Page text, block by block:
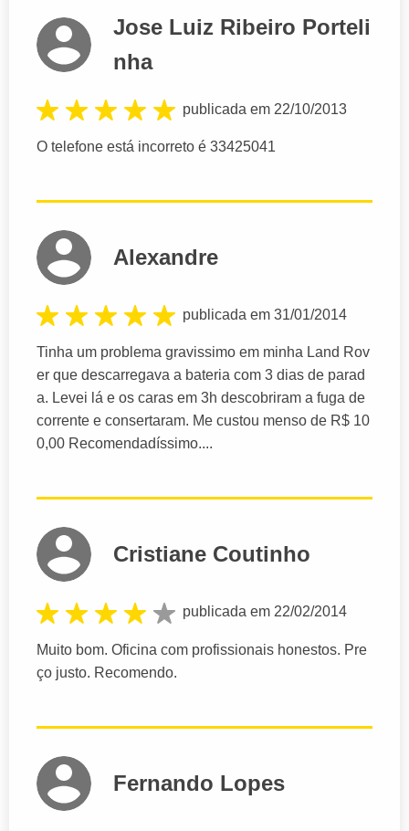
Jose Luiz Ribeiro Porteli
nha
publicada em 22/10/2013
O telefone está incorreto é 33425041
Alexandre
publicada em 31/01/2014
Tinha um problema gravissimo em minha Land Rov
er que descarregava a bateria com 3 dias de parad
a. Levei lá e os caras em 3h descobriram a fuga de
corrente e consertaram. Me custou menso de R$ 10
0,00 Recomendadíssimo....
Cristiane Coutinho
publicada em 22/02/2014
Muito bom. Oficina com profissionais honestos. Pre
ço justo. Recomendo.
Fernando Lopes